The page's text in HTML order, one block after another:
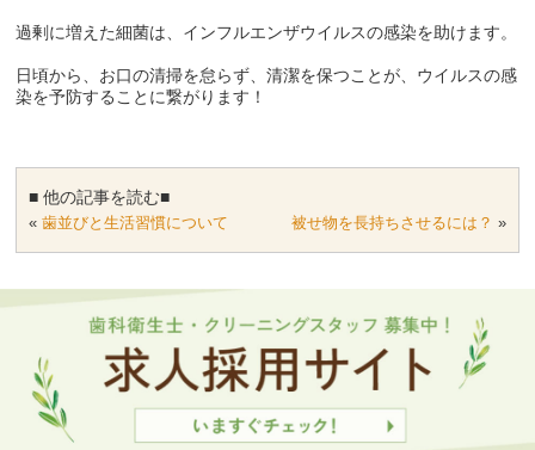
過剰に増えた細菌は、インフルエンザウイルスの感染を助けます。
日頃から、お口の清掃を怠らず、清潔を保つことが、ウイルスの感
染を予防することに繋がります！
■ 他の記事を読む■
«歯並びと生活習慣について 被せ物を長持ちさせるには？ »